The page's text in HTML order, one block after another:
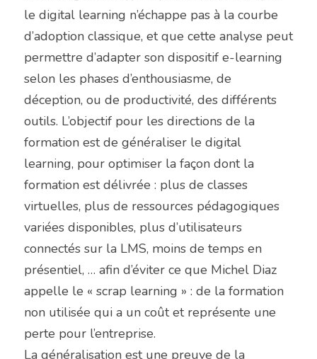
le digital learning n’échappe pas à la courbe
d’adoption classique, et que cette analyse peut
permettre d’adapter son dispositif e-learning
selon les phases d’enthousiasme, de
déception, ou de productivité, des différents
outils. L’objectif pour les directions de la
formation est de généraliser le digital
learning, pour optimiser la façon dont la
formation est délivrée : plus de classes
virtuelles, plus de ressources pédagogiques
variées disponibles, plus d’utilisateurs
connectés sur la LMS, moins de temps en
présentiel, … afin d’éviter ce que Michel Diaz
appelle le « scrap learning » : de la formation
non utilisée qui a un coût et représente une
perte pour l’entreprise.
La généralisation est une preuve de la